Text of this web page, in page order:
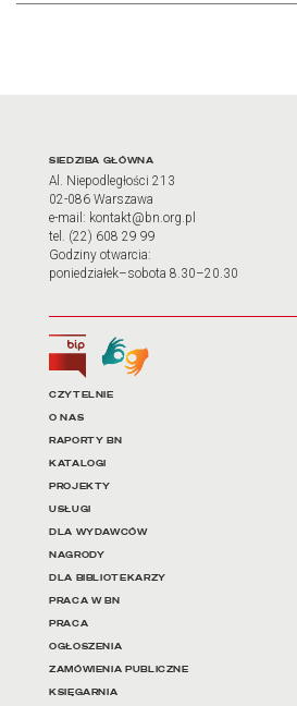
Adres oraz
SIEDZIBA GŁÓWNA
Al. Niepodległości 213
02-086 Warszawa
e-mail: kontakt@bn.org.pl
tel. (22) 608 29 99
Godziny otwarcia:
poniedziałek–sobota 8.30–20.30
Biuletyn Informacji Publicznej
Tłumacz języka migowego
Linki do
CZYTELNIE
O NAS
RAPORTY BN
KATALOGI
PROJEKTY
USŁUGI
DLA WYDAWCÓW
NAGRODY
DLA BIBLIOTEKARZY
PRACA W BN
PRACA
OGŁOSZENIA
ZAMÓWIENIA PUBLICZNE
KSIĘGARNIA